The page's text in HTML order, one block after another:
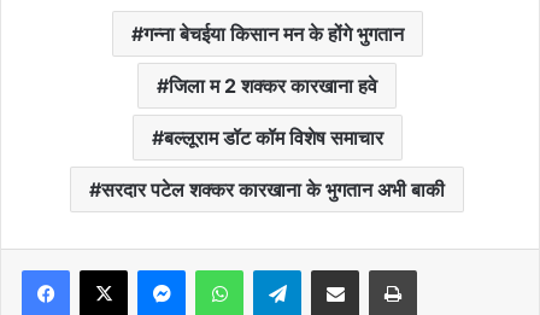
गन्ना बेचईया किसान मन के होंगे भुगतान
जिला म 2 शक्कर कारखाना हवे
बल्लूराम डॉट कॉम विशेष समाचार
सरदार पटेल शक्कर कारखाना के भुगतान अभी बाकी
Telegram